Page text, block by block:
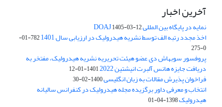
آخرین اخبار
نمایه در پایگاه بین المللی DOAJ1405-03-12
اخذ مجدد رتبه الف توسط نشریه هیدرولیک در ارزیابی سال 1401
782-01-
0-275
پروفسور سوبهاش دی عضو هیئت تحریریه نشریه هیدرولیک، مفتخر به
دریافت جایزه هانس آلبرت انیشتین 2022 1401-01-12
فراخوان پذیرش مقالات به زبان انگلیسی1400-02-30
انتخاب و معرفی داور برگزیده مجله هیدرولیک در کنفرانس سالیانه
هیدرولیک1398-04-01